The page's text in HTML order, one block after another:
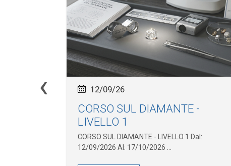
CORSO SUL DIAMANTE -
LIVELLO 1
CORSO SUL DIAMANTE - LIVELLO 1 Dal:
12/09/2026 Al: 17/10/2026 ...
12/09/26
‹